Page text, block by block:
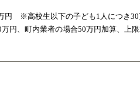
円 ※高校生以下の子ども1人につき30
円、町内業者の場合50万円加算、上限